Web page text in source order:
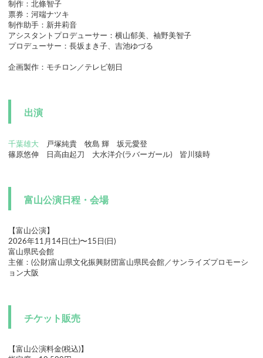
制作：北條智子
票券：河端ナツキ
制作助手：新井莉音
アシスタントプロデューサー：横山郁美、袖野美智子
プロデューサー：長坂まき子、吉池ゆづる
企画製作：モチロン／テレビ朝日
出演
千葉雄大 戸塚純貴 牧島 輝 坂元愛登
篠原悠伸 日高由起刀 大水洋介(ラバーガール) 皆川猿時
富山公演日程・会場
【富山公演】
2026年11月14日(土)〜15日(日)
富山県民会館
主催：(公財)富山県文化振興財団富山県民会館／サンライズプロモーシ
ョン大阪
チケット販売
【富山公演料金(税込)】